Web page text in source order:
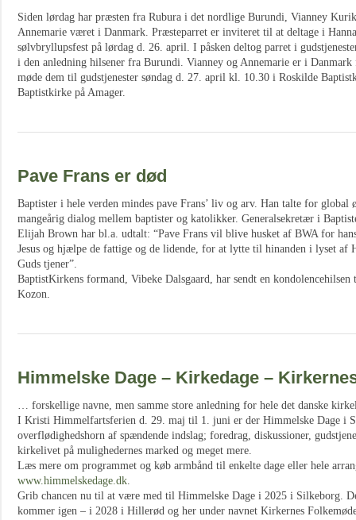
Siden lørdag har præsten fra Rubura i det nordlige Burundi, Vianney
Annemarie været i Danmark. Præsteparret er inviteret til at deltage i Hanna
sølvbryllupsfest på lørdag d. 26. april. I påsken deltog parret i
i den anledning hilsener fra Burundi. Vianney og Annemarie er i
møde dem til gudstjenester søndag d. 27. april kl. 10.30 i Roskilde
Baptistkirke på Amager.
Pave Frans er død
Baptister i hele verden mindes pave Frans’ liv og arv. Han talte for global
mangeårig dialog mellem baptister og katolikker. Generalsekretær i
Elijah Brown har bl.a. udtalt: “Pave Frans vil blive husket af BWA for
Jesus og hjælpe de fattige og de lidende, for at lytte til hinanden i lyset af
Guds tjener”.
BaptistKirkens formand, Vibeke Dalsgaard, har sendt en kondolencehilsen
Kozon.
Himmelske Dage – Kirkedage –
… forskellige navne, men samme store anledning for hele det danske
I Kristi Himmelfartsferien d. 29. maj til 1. juni er der Himmelske Dage i
overflødighedshorn af spændende indslag; foredrag, diskussioner,
kirkelivet på mulighedernes marked og meget mere.
Læs mere om programmet og køb armbånd til enkelte dage eller hele
www.himmelskedage.dk.
Grib chancen nu til at være med til Himmelske Dage i 2025 i Silkeborg.
kommer igen – i 2028 i Hillerød og her under navnet Kirkernes